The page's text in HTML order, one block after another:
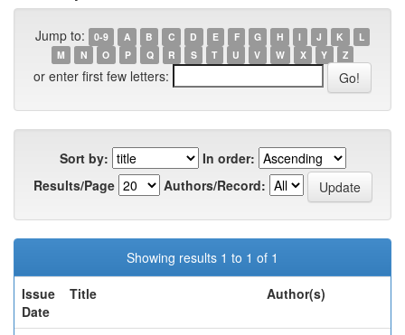
Jump to: 0-9 A B C D E F G H I J K
L
M
N O P Q R S T U V W X Y Z
or enter first few letters:
Sort by:
In order:
Results/Page
Authors/Record:
Showing results 1 to 1 of 1
Issue
Date
Title Author(s)